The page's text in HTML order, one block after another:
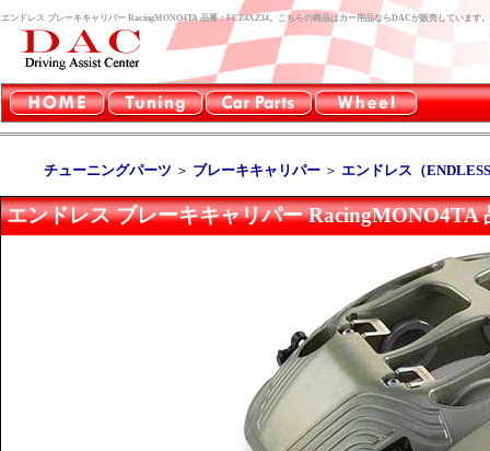
エンドレス ブレーキキャリパー RacingMONO4TA 品番：FCZ4XZ34。こちらの商品はカー用品ならDACが販売しています。
チューニングパーツ ＞ ブレーキキャリパー ＞ エンドレス（
エンドレス ブレーキキャリパー RacingMONO4TA